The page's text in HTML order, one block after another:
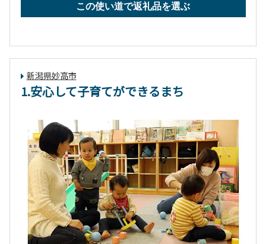
この使い道で返礼品を選ぶ
新潟県妙高市
1.安心して子育てができるまち